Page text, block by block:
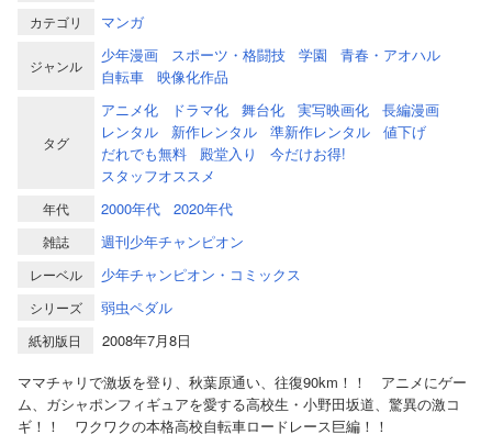
カテゴリ マンガ
ジャンル
少年漫画 スポーツ・格闘技 学園
青春・アオハル
自転車
映像化作品
タグ
アニメ化 ドラマ化 舞台化 実写映画化
長編漫画
レンタル
新作レンタル 準新作レンタル
値下げ
だれでも無料
殿堂入り
今だけお得!
スタッフオススメ
年代 2000年代 2020年代
雑誌 週刊少年チャンピオン
レーベル 少年チャンピオン・コミックス
シリーズ 弱虫ペダル
紙初版日
2008年7月8日
ママチャリで激坂を登り、秋葉原通い、往復90km！！ アニメにゲー
ム、ガシャポンフィギュアを愛する高校生・小野田坂道、驚異の激コ
ギ！！ ワクワクの本格高校自転車ロードレース巨編！！